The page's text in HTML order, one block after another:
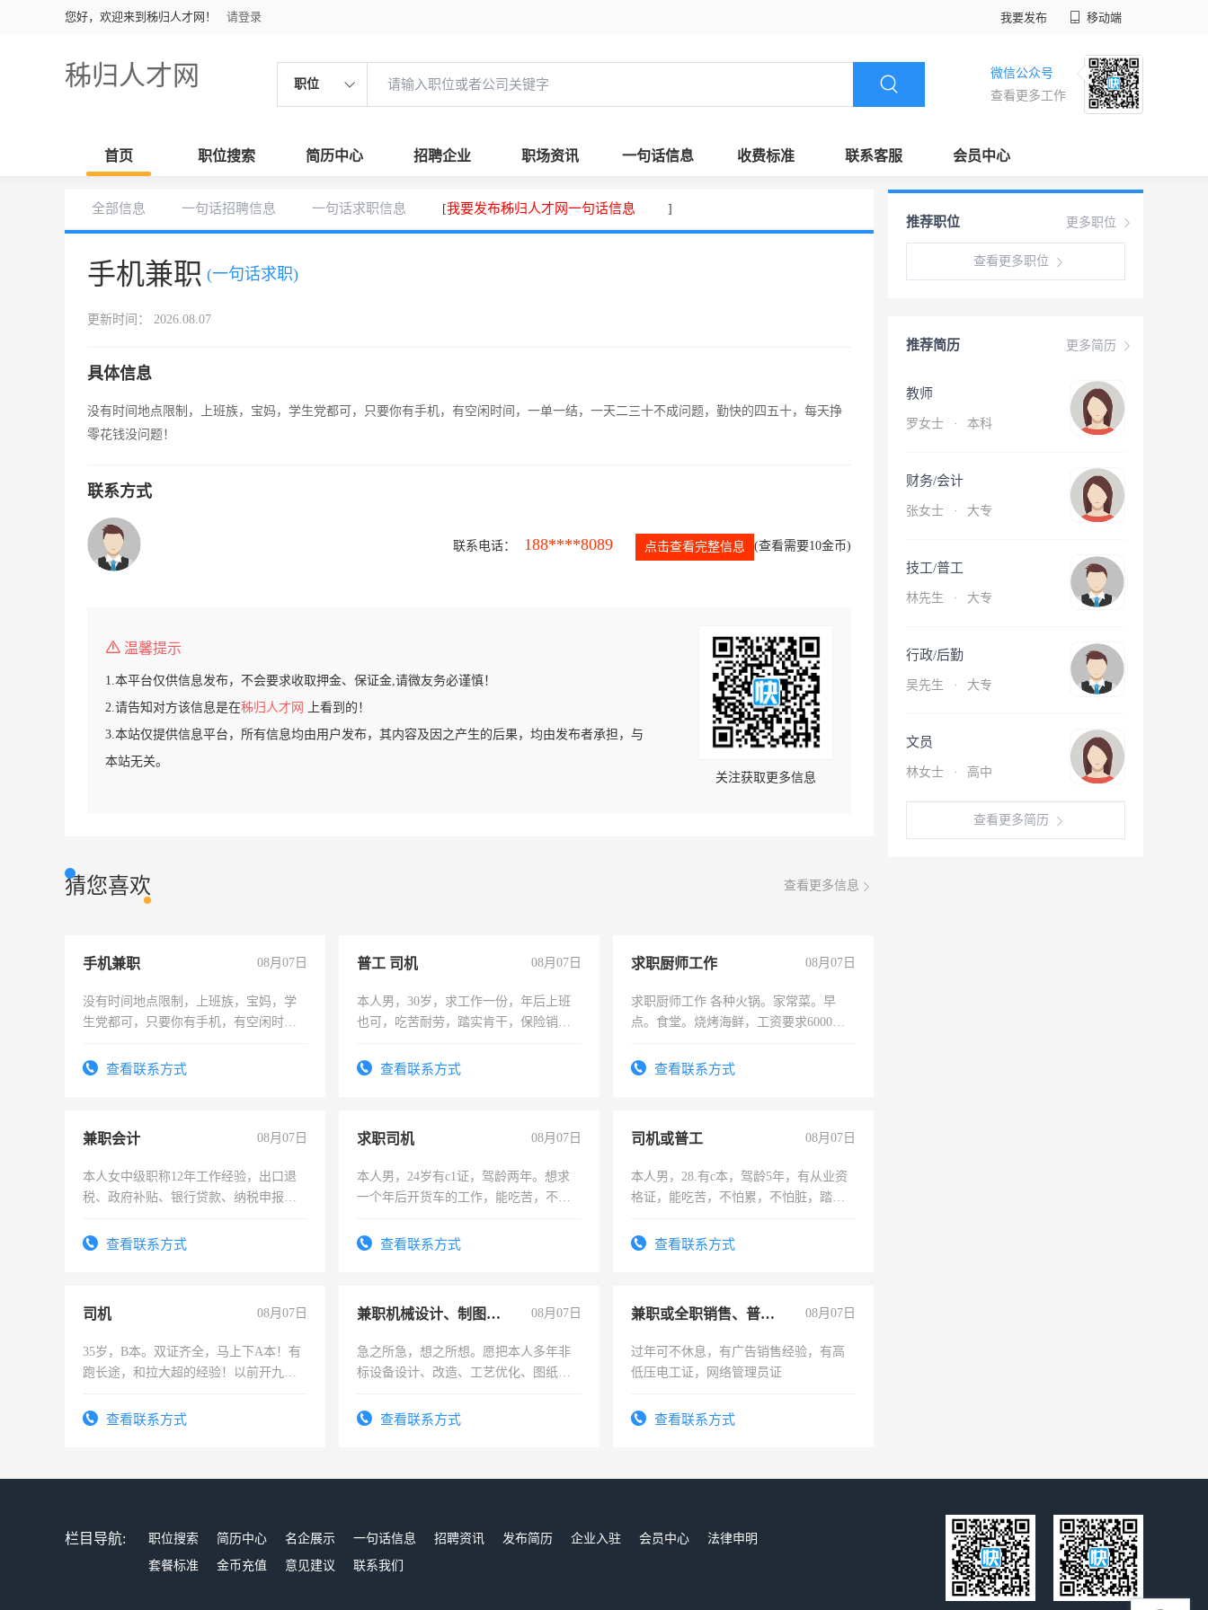
您好，欢迎来到秭归人才网！ 请登录 我要发布 移动端
秭归人才网 职位
微信公众号
查看更多工作
首页 职位搜索 简历中心 招聘企业 职场资讯 一句话信息 收费标准 联系客服 会员中心
全部信息 一句话招聘信息 一句话求职信息 [我要发布秭归人才网一句话信息 ]
手机兼职 (一句话求职)
更新时间： 2026.08.07
具体信息
没有时间地点限制，上班族，宝妈，学生党都可，只要你有手机，有空闲时间，一单一结，一天二三十不成问题，勤快的四五十，每天挣
零花钱没问题！
联系方式
联系电话： 188****8089 点击查看完整信息 (查看需要10金币)
温馨提示
1.本平台仅供信息发布，不会要求收取押金、保证金,请微友务必谨慎！
2.请告知对方该信息是在秭归人才网
上看到的！
3.本站仅提供信息平台，所有信息均由用户发布，其内容及因之产生的后果，均由发布者承担，与
本站无关。
关注获取更多信息
猜您喜欢 查看更多信息
手机兼职 08月07日
没有时间地点限制，上班族，宝妈，学
生党都可，只要你有手机，有空闲时
勤快的四五十，每天挣零花钱没问题！
查看联系方式
普工 司机 08月07日
本人男，30岁，求工作一份，年后上班
也可，吃苦耐劳，踏实肯干，保险销售
查看联系方式
求职厨师工作 08月07日
求职厨师工作 各种火锅。家常菜。早
点。食堂。烧烤海鲜，工资要求6000以
查看联系方式
兼职会计 08月07日
本人女中级职称12年工作经验，出口退
税、政府补贴、银行贷款、纳税申报、
务，财务咨询等业务。欲求兼职会计工
查看联系方式
求职司机 08月07日
本人男，24岁有c1证，驾龄两年。想求
一个年后开货车的工作，能吃苦，不怕
查看联系方式
司机或普工 08月07日
本人男，28.有c本，驾龄5年，有从业资
格证，能吃苦，不怕累，不怕脏，踏
查看联系方式
司机 08月07日
35岁，B本。双证齐全，马上下A本！有
跑长途，和拉大超的经验！以前开九米
查看联系方式
兼职机械设计、制图、设备改造 08月07日
急之所急，想之所想。愿把本人多年非
标设备设计、改造、工艺优化、图纸制
结识有识之士，共享未来。
查看联系方式
兼职或全职销售、普工、维修 08月07日
过年可不休息，有广告销售经验，有高
低压电工证，网络管理员证
查看联系方式
更多职位
推荐职位
查看更多职位
更多简历
推荐简历
教师
罗女士 · 本科
财务/会计
张女士 · 大专
技工/普工
林先生 · 大专
行政/后勤
吴先生 · 大专
文员
林女士 · 高中
查看更多简历
栏目导航: 职位搜索 简历中心 名企展示 一句话信息 招聘资讯 发布简历 企业入驻 会员中心
法律申明
套餐标准
金币充值 意见建议 联系我们